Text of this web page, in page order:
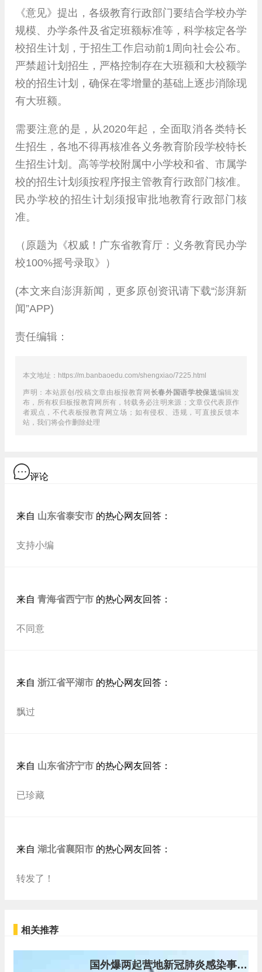
《意见》提出，各级教育行政部门要结合学校办学
规模、办学条件及省定班额标准等，科学核定各学
校招生计划，于招生工作启动前1周向社会公布。
严禁超计划招生，严格控制存在大班额和大校额学
校的招生计划，确保在零增量的基础上逐步消除现
有大班额。
需要注意的是，从2020年起，全面取消各类特长
生招生，各地不得再核准各义务教育阶段学校特长
生招生计划。高等学校附属中小学校和省、市属学
校的招生计划须按程序报主管教育行政部门核准。
民办学校的招生计划须报审批地教育行政部门核
准。
（原题为《权威！广东省教育厅：义务教育民办学
校100%摇号录取》）
(本文来自澎湃新闻，更多原创资讯请下载“澎湃新
闻”APP)
责任编辑：
本文地址：https://m.banbaoedu.com/shengxiao/7225.html
声明：本站原创/投稿文章由板报教育网 长春外国语学校保送编辑发
布，所有权归板报教育网所有，转载务必注明来源；文章仅代表原作
者观点，不代表板报教育网立场；如有侵权、违规，可直接反馈本
站，我们将会作删除处理
评论
来自 山东省泰安市 的热心网友回答：
支持小编
来自 青海省西宁市 的热心网友回答：
不同意
来自 浙江省平湖市 的热心网友回答：
飘过
来自 山东省济宁市 的热心网友回答：
已珍藏
来自 湖北省襄阳市 的热心网友回答：
转发了！
相关推荐
国外爆两起营地新冠肺炎感染事件，国内多所国际学校暑期活动“停摆”